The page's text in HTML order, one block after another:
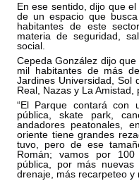
En ese sentido, dijo que
de un espacio que
habitantes de este
materia de seguridad,
social.
Cepeda González dijo
mil habitantes de más
Jardines Universidad, Sol
Real, Nazas y La Amistad,
“El Parque contará con
pública, skate park,
andadores peatonales,
oriente tiene grandes
tuvo, pero de ese
Román; vamos por
pública, por más nuevas
drenaje, más recarpeteo y